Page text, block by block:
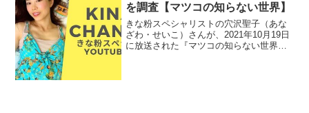
を調査【マツコの知らない世界】
きな粉スペシャリストの穴沢聖子（あな
ざわ・せいこ）さんが、2021年10月19日
に放送された『マツコの知らない世界』